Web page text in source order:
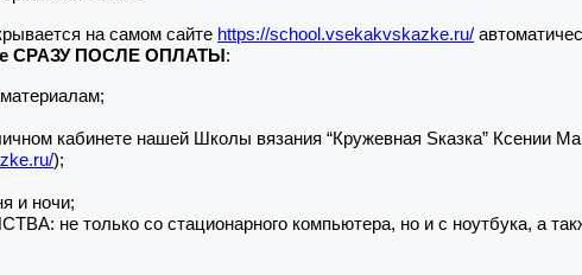
на самом сайте https://school.vsekakvskazke.ru/
СРАЗУ ПОСЛЕ ОПЛАТЫ :
кабинете нашей Школы вязания “Кружевная Sказка” Ксении
);
и ночи;
не только со стационарного компьютера, но и с ноутбука, а